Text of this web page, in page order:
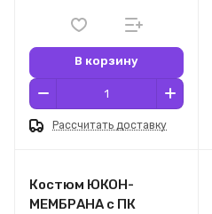
В корзину
Рассчитать доставку
Костюм ЮКОН-
МЕМБРАНА с ПК